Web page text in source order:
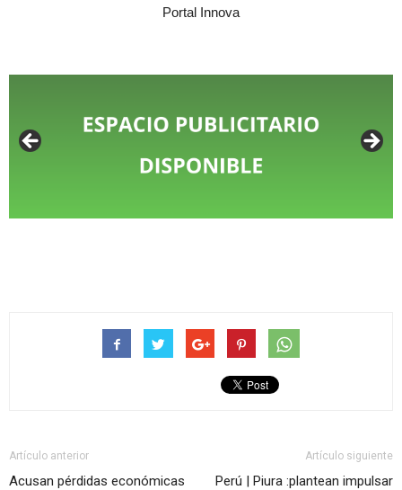
Portal Innova
Artículo anterior
Acusan pérdidas económicas
Artículo siguiente
Perú | Piura :plantean impulsar